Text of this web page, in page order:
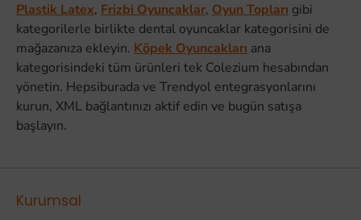
Plastik Latex, Frizbi Oyuncaklar, Oyun Topları gibi
kategorilerle birlikte dental oyuncaklar kategorisini de
mağazanıza ekleyin. Köpek Oyuncakları ana
kategorisindeki tüm ürünleri tek Colezium hesabından
yönetin. Hepsiburada ve Trendyol entegrasyonlarını
kurun, XML bağlantınızı aktif edin ve bugün satışa
başlayın.
Kurumsal